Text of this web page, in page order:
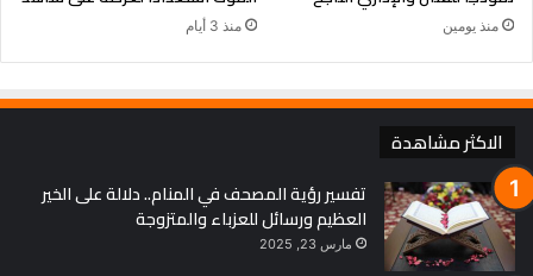
منذ يومين منذ 3 أيام
الاكثر مشاهدة
تفسير رؤية المصحف في المنام.. دلالة على الخير
العظيم ورسائل للعزباء والمتزوجة
مارس 23, 2025